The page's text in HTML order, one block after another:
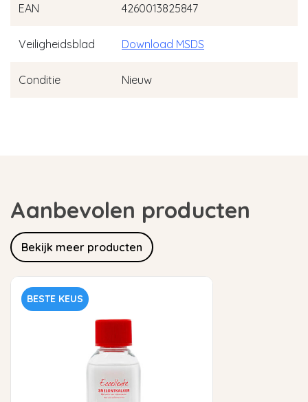
EAN 4260013825847
Veiligheidsblad Download MSDS
Conditie Nieuw
Aanbevolen producten
Bekijk meer producten
BESTE KEUS